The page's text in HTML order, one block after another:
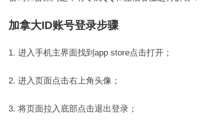
加拿大ID账号登录步骤
1. 进入手机主界面找到app store点击打开；
2. 进入页面点击右上角头像；
3. 将页面拉入底部点击退出登录；